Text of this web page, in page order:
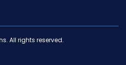
All rights reserved.